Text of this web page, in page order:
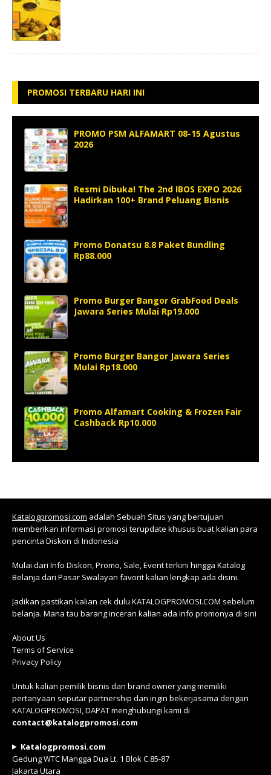
PROMOSI TERBARU HARI INI
PROMO PSM ALFAMART 08-15 Agustus
2026
Resmi Dibuka! The 2nd IBOS EXPO 2026
Hadirkan 100+ Brand Peluang Bisnis
Promo Donatsu 8.8 Paket Bundling
Rp88.000
Promo Burger Bangor GrabFood Deals
Jawara Series Mulai Rp19.000
Promo Burger Bangor Jawara Series
Mulai Rp18.000
Promo Alfamart Cooking & Frozen Fair
Cashback Rp10.000
Katalogpromosi.com adalah Sebuah Situs yang bertujuan
memberikan informasi promosi terupdate khusus buat kalian para
pencinta Diskon di Indonesia
Mulai dari Info Diskon, Promo, Sale, Event terkini hingga Katalog
Belanja dari Pasar Swalayan favorit kalian lengkap ada disini.
Jadikan pastikan kalian cek dulu KATALOGPROMOSI.COM sebelum
belanja. Mana tau barang inceran kalian ada info promonya di sini
About Us
Terms of Service
Privacy Policy
Untuk kalian pemilik bisnis dan brand owner yang memiliki
pertanyaan seputar partnership dan ingin bekerjasama dengan
KATALOGPROMOSI, DAPAT menghubungi kami di
contact@katalogpromosi.com
Katalogpromosi.com
Gedung WTC Mangga Dua Lt. 1 Blok C.85-87
Jakarta Utara